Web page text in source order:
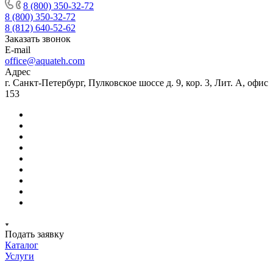
8 (800) 350-32-72
8 (800) 350-32-72
8 (812) 640-52-62
Заказать звонок
E-mail
office@aquateh.com
Адрес
г. Санкт-Петербург, Пулковское шоссе д. 9, кор. 3, Лит. А, офис
153
Подать заявку
Каталог
Услуги